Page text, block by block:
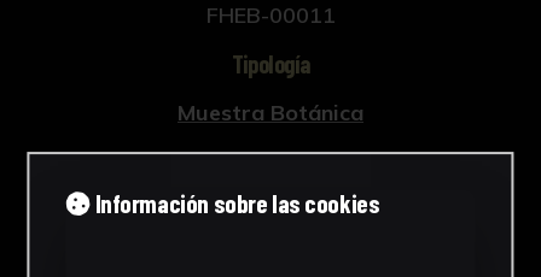
FHEB-00011
Tipología
Muestra Botánica
Cronología
SF
Información sobre las cookies